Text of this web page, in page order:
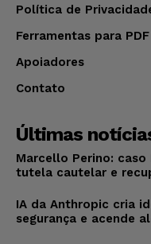
Política de
Ferramentas para PDF
Apoiadores
Contato
Últimas
Marcello Perino:
tutela cautelar e
IA da Anthropic cria
segurança e acende